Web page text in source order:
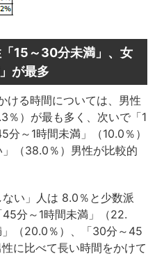
15～30分未満」、女
が最多
ける時間については、男性
％）が最も多く、次いで「1
分～1時間未満」（10.0％）
（38.0％）男性が比較的
い」人は 8.0％と少数派
分～1時間未満」（22.
（20.0％）、「30分～45
に比べて長い時間をかけて